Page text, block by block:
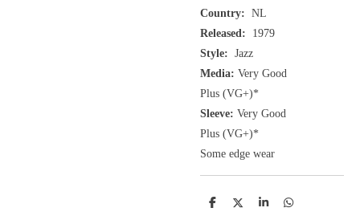
Country: NL
Released: 1979
Style: Jazz
Media: Very Good
Plus (VG+)*
Sleeve: Very Good
Plus (VG+)*
Some edge wear
D
D
S
D